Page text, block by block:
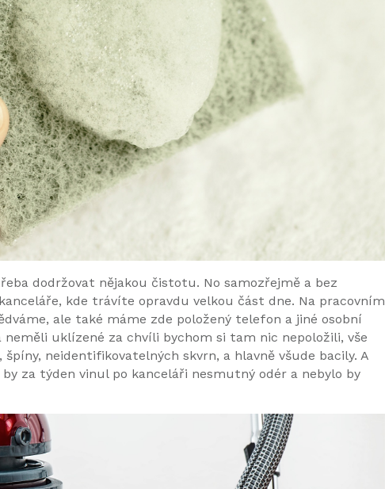
dodržovat nějakou čistotu. No samozřejmě a bez
kde trávíte opravdu velkou část dne. Na pracovním
ale také máme zde položený telefon a jiné osobní
uklízené za chvíli bychom si tam nic nepoložili, vše
neidentifikovatelných skvrn, a hlavně všude bacily. A
za týden vinul po kanceláři nesmutný odér a nebylo by